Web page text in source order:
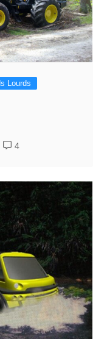
Lourds
4